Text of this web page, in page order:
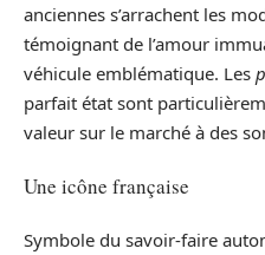
anciennes s’arrachent les
témoignant de l’amour
véhicule emblématique. Les
parfait état sont
valeur sur le marché à des
Une icône française
Symbole du savoir-faire